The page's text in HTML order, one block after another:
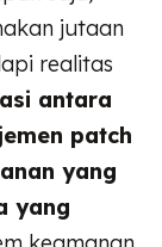
jutaan
realitas
antara
patch
yang
yang